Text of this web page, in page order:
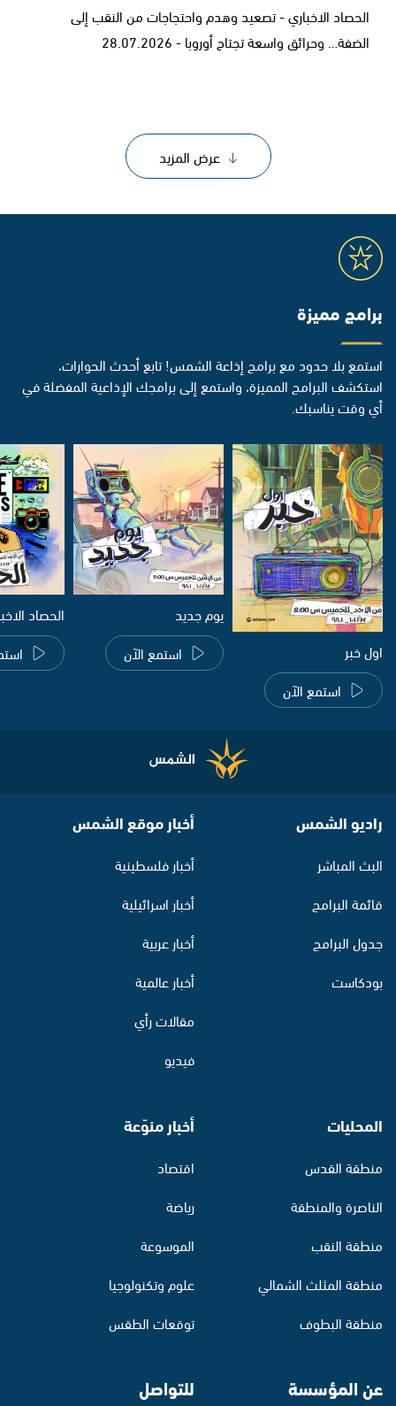
الحصاد الاخباري - تصعيد وهدم واحتجاجات من النقب إلى
الضفة… وحرائق واسعة تجتاح أوروبا - 28.07.2026
عرض المزيد
برامج مميزة
استمع بلا حدود مع برامج إذاعة الشمس! تابع أحدث الحوارات،
استكشف البرامج المميزة، واستمع إلى برامجك الإذاعية المفضلة في
أي وقت يناسبك.
اول خبر
استمع الآن
يوم جديد
استمع الآن
الحصاد
راديو الشمس
البث المباشر
قائمة البرامج
جدول البرامج
بودكاست
أخبار موقع الشمس
أخبار فلسطينية
أخبار اسرائيلية
أخبار عربية
أخبار عالمية
مقالات رأي
فيديو
المحليات
منطقة القدس
الناصرة والمنطقة
منطقة النقب
منطقة المثلث الشمالي
منطقة البطوف
أخبار منوّعة
اقتصاد
رياضة
الموسوعة
علوم وتكنولوجيا
توقعات الطقس
عن المؤسسة للتواصل